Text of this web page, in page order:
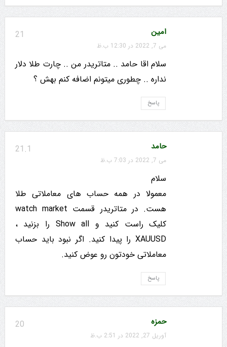
21 امین
می 7, 2022 در 12:30 ب.ظ
سلام اقا حامد .. متاتریدر من .. چارت طلا دلار
نداره .. چطوری میتونم اضافه کنم بهش ؟
پاسخ
21.1 حامد
می 7, 2022 در 7:03 ب.ظ
سلام
معمولا در همه حساب های معاملاتی طلا
هست. در متاتریدر قسمت watch market
کلیک راست کنید و Show all را بزنید ،
XAUUSD را پیدا کنید. اگر نبود باید حساب
معاملاتی خودتون رو عوض کنید.
پاسخ
20 حمزه
آوریل 27, 2022 در 2:51 ب.ظ